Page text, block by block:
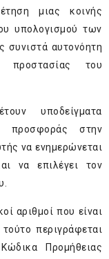
μιας κοινής
υπολογισμού των
συνιστά αυτονόητη
του
υποδείγματα
προσφοράς στην
να ενημερώνεται
να επιλέγει τον
αριθμοί που είναι
περιγράφεται
Προμήθειας